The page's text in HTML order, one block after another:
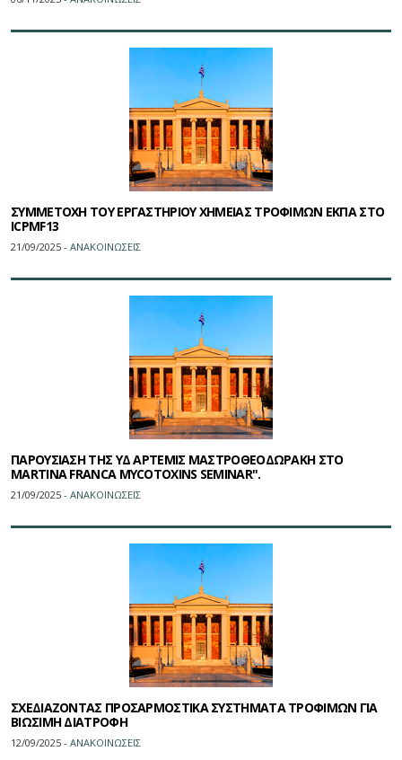
ΣΥΜΜΕΤΟΧΗ ΤΟΥ ΕΡΓΑΣΤΗΡΙΟΥ ΧΗΜΕΙΑΣ ΤΡΟΦΙΜΩΝ ΕΚΠΑ ΣΤΟ
ICPMF13
21/09/2025 - ΑΝΑΚΟΙΝΩΣΕΙΣ
ΠΑΡΟΥΣΙΑΣΗ ΤΗΣ ΥΔ ΑΡΤΕΜΙΣ ΜΑΣΤΡΟΘΕΟΔΩΡΑΚΗ ΣΤΟ
MARTINA FRANCA MYCOTOXINS SEMINAR".
21/09/2025 - ΑΝΑΚΟΙΝΩΣΕΙΣ
ΣΧΕΔΙΑΖΟΝΤΑΣ ΠΡΟΣΑΡΜΟΣΤΙΚΑ ΣΥΣΤΗΜΑΤΑ ΤΡΟΦΙΜΩΝ ΓΙΑ
ΒΙΩΣΙΜΗ ΔΙΑΤΡΟΦΗ
12/09/2025 - ΑΝΑΚΟΙΝΩΣΕΙΣ